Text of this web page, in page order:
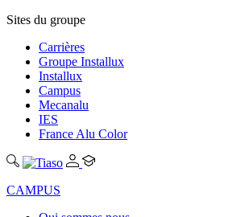
Sites du groupe
Carrières
Groupe Installux
Installux
Campus
Mecanalu
IES
France Alu Color
CAMPUS